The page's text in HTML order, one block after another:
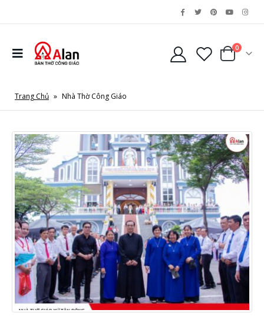
0
Trang Chủ » Nhà Thờ Công Giáo